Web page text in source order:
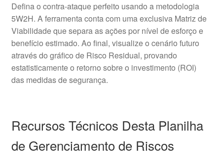
Defina o contra-ataque perfeito usando a metodologia
5W2H. A ferramenta conta com uma exclusiva Matriz de
Viabilidade que separa as ações por nível de esforço e
benefício estimado. Ao final, visualize o cenário futuro
através do gráfico de Risco Residual, provando
estatisticamente o retorno sobre o investimento (ROI)
das medidas de segurança.
Recursos Técnicos Desta Planilha
de Gerenciamento de Riscos